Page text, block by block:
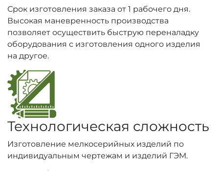
Срок изготовления заказа от 1 рабочего дня.
Высокая маневренность производства
позволяет осуществить быструю переналадку
оборудования с изготовления одного изделия
на другое.
Технологическая сложность
Изготовление мелкосерийных изделий по
индивидуальным чертежам и изделий ГЭМ.